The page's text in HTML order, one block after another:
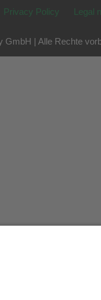
Privacy Policy Legal
GmbH | Alle Rechte